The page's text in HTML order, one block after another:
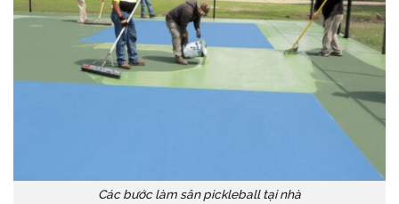
Các bước làm sân pickleball tại nhà